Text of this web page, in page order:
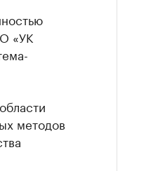
«УК
методов